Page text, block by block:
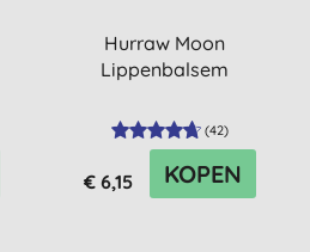
Hurraw Moon
Lippenbalsem
(42)
€ 6,15 KOPEN